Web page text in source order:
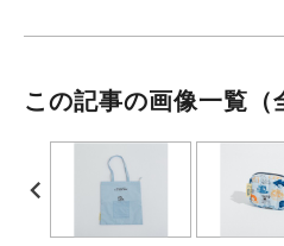
この記事の画像一覧